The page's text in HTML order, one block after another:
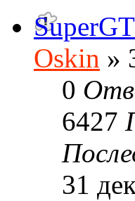
Oskin »
0
6427
31